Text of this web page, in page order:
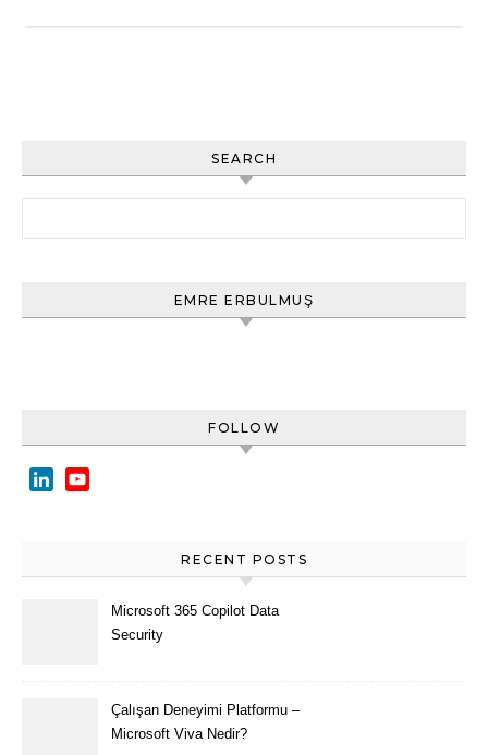
SEARCH
EMRE ERBULMUŞ
FOLLOW
LinkedIn
RECENT POSTS
Microsoft 365 Copilot Data
Security
Çalışan Deneyimi Platformu –
Microsoft Viva Nedir?